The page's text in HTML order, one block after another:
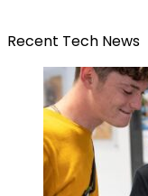
Recent Tech News